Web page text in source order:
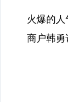
火爆的
商户韩勇